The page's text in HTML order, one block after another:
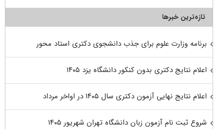
تازه‌ترین خبرها
برنامه وزارت علوم برای جذب دانشجوی دکتری استاد محور
اعلام نتایج دکتری بدون کنکور دانشگاه یزد ۱۴۰۵
اعلام نتایج نهایی آزمون دکتری سال ۱۴۰۵ در اواخر مرداد
شروع ثبت نام آزمون زبان دانشگاه تهران شهریور ۱۴۰۵